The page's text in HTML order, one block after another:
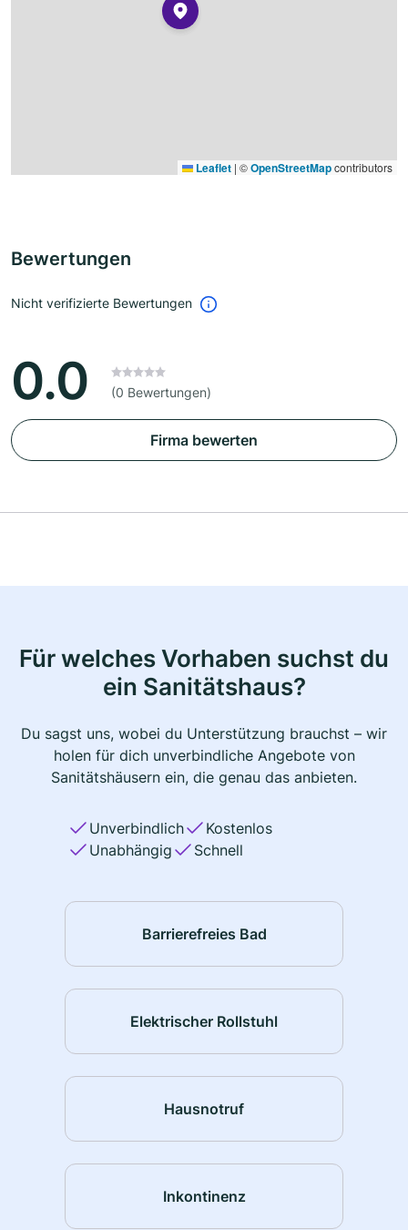
Leaflet | ©OpenStreetMapcontributors
Bewertungen
Nicht verifizierte Bewertungen
0.0 (0 Bewertungen)
Firma bewerten
Für welches Vorhaben suchst du
ein Sanitätshaus?
Du sagst uns, wobei du Unterstützung brauchst – wir
holen für dich unverbindliche Angebote von
Sanitätshäusern ein, die genau das anbieten.
Unverbindlich
Kostenlos
Unabhängig
Schnell
Barrierefreies Bad
Elektrischer Rollstuhl
Hausnotruf
Inkontinenz